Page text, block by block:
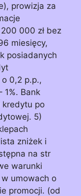
prowizja za
000 zł bez
miesięcy,
posiadanych
0,2 p.p.,
1%. Bank
kredytu po
5)
zniżek i
na str
warunki
umowach o
promocji. (od